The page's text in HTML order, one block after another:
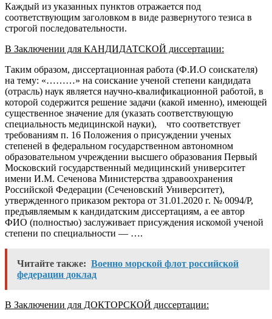
Каждый из указанных пунктов отражается под
соответствующим заголовком в виде развернутого тезиса в
строгой последовательности.
В Заключении для КАНДИДАТСКОЙ диссертации:
Таким образом, диссертационная работа (Ф.И.О соискателя)
на тему: «………» на соискание ученой степени кандидата
(отрасль) наук является научно-квалификационной работой, в
которой содержится решение задачи (какой именно), имеющей
существенное значение для (указать соответствующую
специальность медицинской науки), что соответствует
требованиям п. 16 Положения о присуждении ученых
степеней в федеральном государственном автономном
образовательном учреждении высшего образования Первый
Московский государственный медицинский университет
имени И.М. Сеченова Министерства здравоохранения
Российской Федерации (Сеченовский Университет),
утвержденного приказом ректора от 31.01.2020 г. № 0094/Р,
предъявляемым к кандидатским диссертациям, а ее автор
ФИО (полностью) заслуживает присуждения искомой ученой
степени по специальности — ….
Читайте также: Военно морской флот российской
федерации доклад
В Заключении для ДОКТОРСКОЙ диссертации: